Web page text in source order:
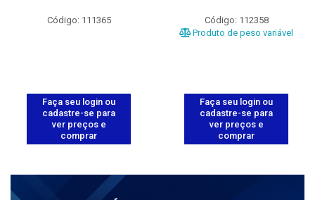
Código: 111365
Faça seu login ou
cadastre-se para
ver preços e
comprar
Código: 112358
Produto de peso variável
Faça seu login ou
cadastre-se para
ver preços e
comprar